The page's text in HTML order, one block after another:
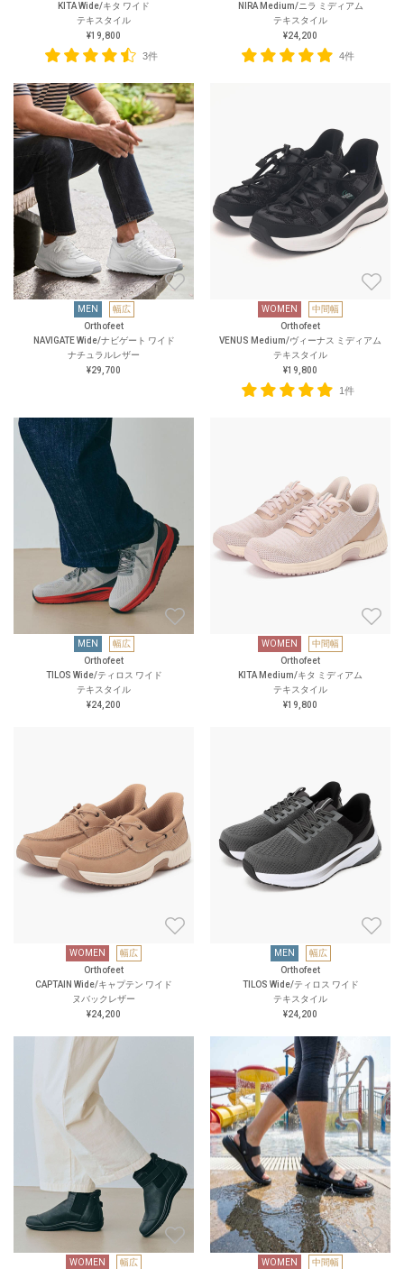
KITA Wide/キタ ワイド
テキスタイル
¥19,800
3件
NIRA Medium/ニラ ミディアム
テキスタイル
¥24,200
4件
MEN
幅広
Orthofeet
NAVIGATE Wide/ナビゲート ワイド
ナチュラルレザー
¥29,700
WOMEN
中間幅
Orthofeet
VENUS Medium/ヴィーナス ミディアム
テキスタイル
¥19,800
1件
MEN
幅広
Orthofeet
TILOS Wide/ティロス ワイド
テキスタイル
¥24,200
WOMEN
中間幅
Orthofeet
KITA Medium/キタ ミディアム
テキスタイル
¥19,800
WOMEN
幅広
Orthofeet
CAPTAIN Wide/キャプテン ワイド
ヌバックレザー
¥24,200
MEN
幅広
Orthofeet
TILOS Wide/ティロス ワイド
テキスタイル
¥24,200
WOMEN
幅広
WOMEN
中間幅